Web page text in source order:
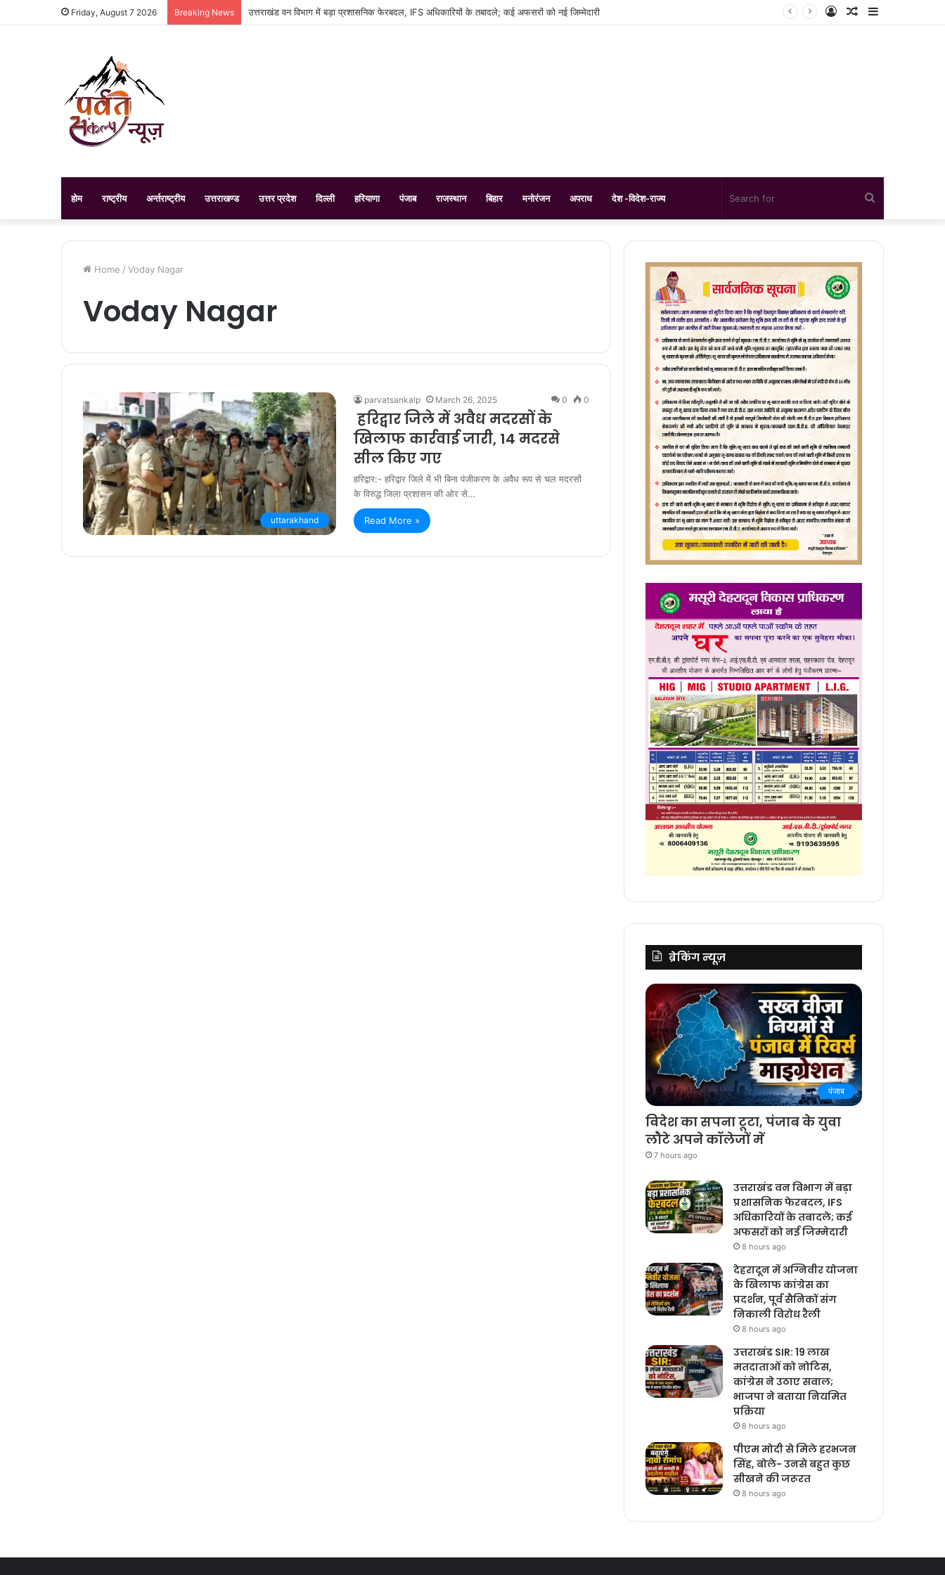
Friday, August 7 2026 Breaking News उत्तराखंड वन विभाग में बड़ा प्रशासनिक फेरबदल, IFS अधिकारियों के तबादले; कई अफसरों को नई जिम्मेदारी Sidebar
Random
Log
होम राष्ट्रीय अर्न्तराष्ट्रीय उत्तराखण्ड उत्तर प्रदेश दिल्ली हरियाणा पंजाब राजस्थान बिहार मनोरंजन अपराध देश -विदेश-राज्य
for
Home / Voday Nagar
Voday Nagar
uttarakhand
parvatsankalp March 26, 2025 0 0
हरिद्वार जिले में अवैध मदरसों के
खिलाफ कार्रवाई जारी, 14 मदरसे
सील किए गए
हरिद्वार:- हरिद्वार जिले में भी बिना पंजीकरण के अवैध रूप से चल मदरसों
के विरुद्ध जिला प्रशासन की ओर से…
Read More »
ब्रेकिंग न्यूज़
पंजाब
विदेश का सपना टूटा, पंजाब के युवा
लौटे अपने कॉलेजों में
7 hours ago
उत्तराखंड वन विभाग में बड़ा
प्रशासनिक फेरबदल, IFS
अधिकारियों के तबादले; कई
अफसरों को नई जिम्मेदारी
8 hours ago
देहरादून में अग्निवीर योजना
के खिलाफ कांग्रेस का
प्रदर्शन, पूर्व सैनिकों संग
निकाली विरोध रैली
8 hours ago
उत्तराखंड SIR: 19 लाख
मतदाताओं को नोटिस,
कांग्रेस ने उठाए सवाल;
भाजपा ने बताया नियमित
प्रक्रिया
8 hours ago
पीएम मोदी से मिले हरभजन
सिंह, बोले- उनसे बहुत कुछ
सीखने की जरूरत
8 hours ago